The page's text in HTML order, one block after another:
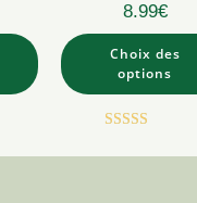
8.99€
Choix des
options
Ce
produit
a
Les
être